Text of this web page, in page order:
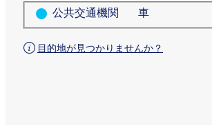
公共交通機関​
車​
目的地が見つかりませんか？